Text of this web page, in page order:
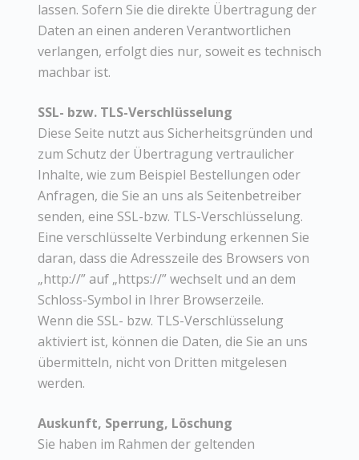
lassen. Sofern Sie die direkte Übertragung der
Daten an einen anderen Verantwortlichen
verlangen, erfolgt dies nur, soweit es technisch
machbar ist.
SSL- bzw. TLS-Verschlüsselung
Diese Seite nutzt aus Sicherheitsgründen und
zum Schutz der Übertragung vertraulicher
Inhalte, wie zum Beispiel Bestellungen oder
Anfragen, die Sie an uns als Seitenbetreiber
senden, eine SSL-bzw. TLS-Verschlüsselung.
Eine verschlüsselte Verbindung erkennen Sie
daran, dass die Adresszeile des Browsers von
„http://” auf „https://” wechselt und an dem
Schloss-Symbol in Ihrer Browserzeile.
Wenn die SSL- bzw. TLS-Verschlüsselung
aktiviert ist, können die Daten, die Sie an uns
übermitteln, nicht von Dritten mitgelesen
werden.
Auskunft, Sperrung, Löschung
Sie haben im Rahmen der geltenden